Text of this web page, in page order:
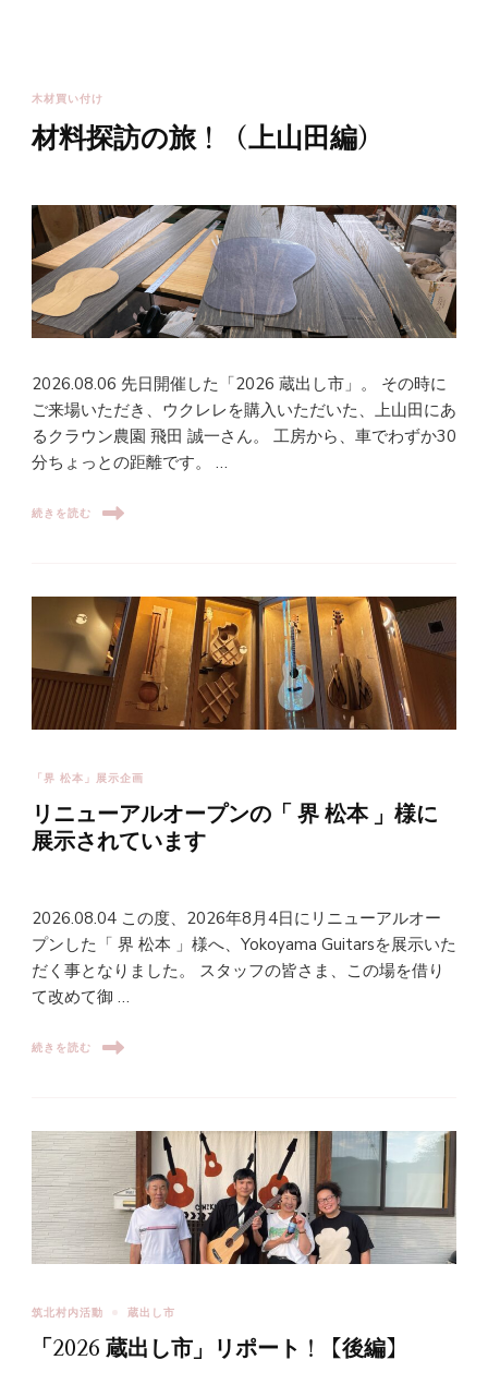
木材買い付け
材料探訪の旅！（上山田編）
2026.08.06 先日開催した「2026 蔵出し市」。 その時に
ご来場いただき、ウクレレを購入いただいた、上山田にあ
るクラウン農園 飛田 誠一さん。 工房から、車でわずか30
分ちょっとの距離です。 …
続きを読む
「界 松本」展示企画
リニューアルオープンの「 界 松本 」様に
展示されています
2026.08.04 この度、2026年8月4日にリニューアルオー
プンした「 界 松本 」様へ、Yokoyama Guitarsを展示いた
だく事となりました。 スタッフの皆さま、この場を借り
て改めて御 …
続きを読む
筑北村内活動 蔵出し市
「2026 蔵出し市」リポート！【後編】